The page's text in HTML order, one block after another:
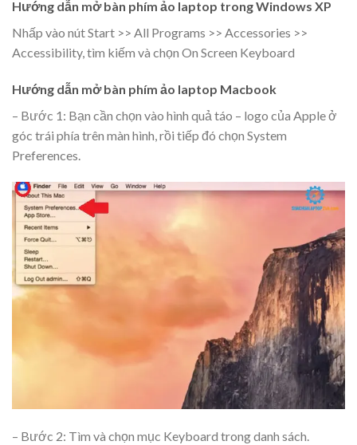
Hướng dẫn mở bàn phím ảo laptop trong Windows XP
Nhấp vào nút Start >> All Programs >> Accessories >>
Accessibility, tìm kiếm và chọn On Screen Keyboard
Hướng dẫn mở bàn phím ảo laptop Macbook
– Bước 1: Bạn cần chọn vào hình quả táo – logo của Apple ở
góc trái phía trên màn hình, rồi tiếp đó chọn System
Preferences.
– Bước 2: Tìm và chọn mục Keyboard trong danh sách.